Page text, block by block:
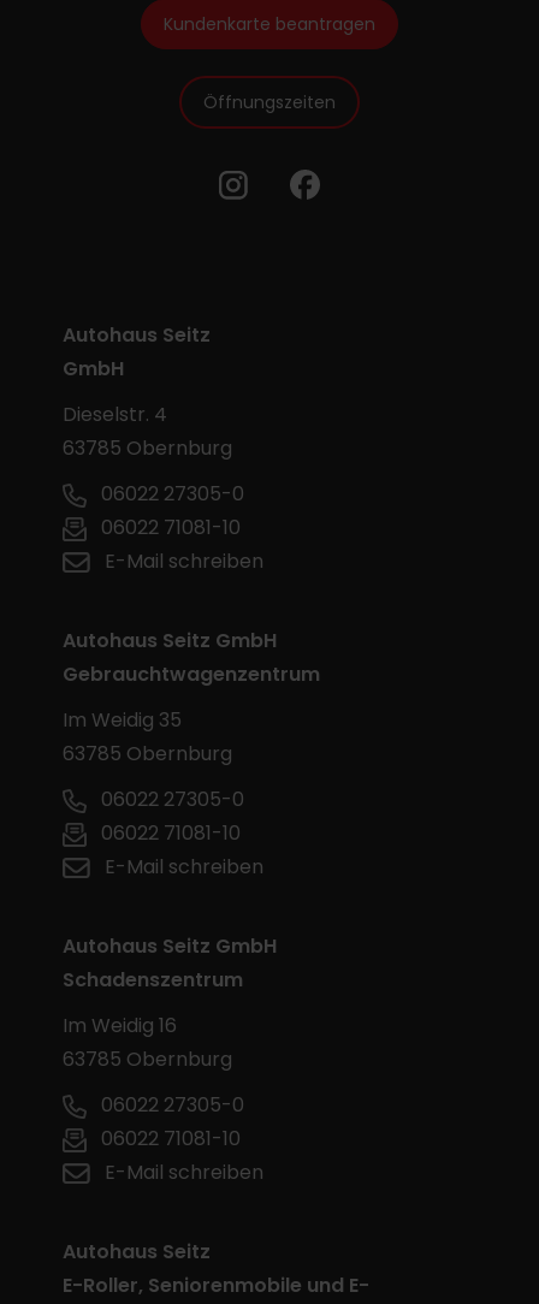
Kundenkarte beantragen
Öffnungszeiten
Autohaus Seitz
GmbH
Dieselstr. 4
63785 Obernburg
06022 27305-0
06022 71081-10
E-Mail schreiben
Autohaus Seitz GmbH
Gebrauchtwagenzentrum
Im Weidig 35
63785 Obernburg
06022 27305-0
06022 71081-10
E-Mail schreiben
Autohaus Seitz GmbH
Schadenszentrum
Im Weidig 16
63785 Obernburg
06022 27305-0
06022 71081-10
E-Mail schreiben
Autohaus Seitz
E-Roller, Seniorenmobile und E-